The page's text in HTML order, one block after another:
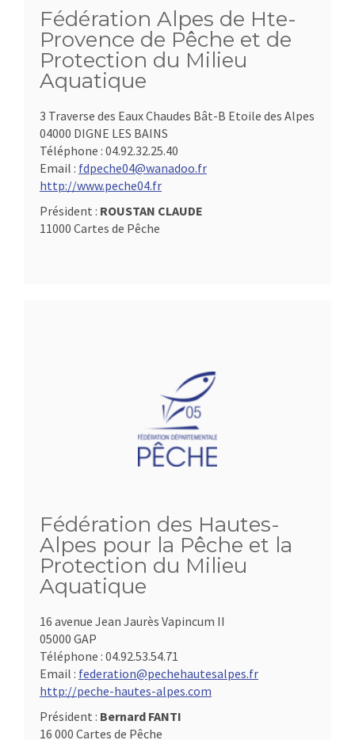
Fédération Alpes de Hte-
Provence de Pêche et de
Protection du Milieu
Aquatique
3 Traverse des Eaux Chaudes Bât-B Etoile des Alpes
04000 DIGNE LES BAINS
Téléphone : 04.92.32.25.40
Email : fdpeche04@wanadoo.fr
http://www.peche04.fr
Président : ROUSTAN CLAUDE
11000 Cartes de Pêche
Fédération des Hautes-
Alpes pour la Pêche et la
Protection du Milieu
Aquatique
16 avenue Jean Jaurès Vapincum II
05000 GAP
Téléphone : 04.92.53.54.71
Email : federation@pechehautesalpes.fr
http://peche-hautes-alpes.com
Président : Bernard FANTI
16 000 Cartes de Pêche